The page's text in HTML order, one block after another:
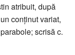
atribuit, după
conţinut variat,
scrisă c.